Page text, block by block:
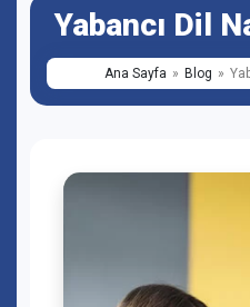
Yabancı Dil
Ana Sayfa Blog